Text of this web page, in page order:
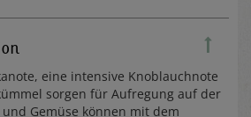
eine intensive Knoblauchnote
sorgen für Aufregung auf der
und Gemüse können mit dem